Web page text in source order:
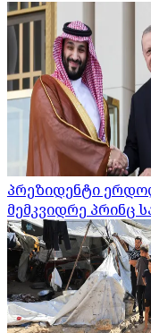
პრეზიდენტი
მემკვიდრე პრინც